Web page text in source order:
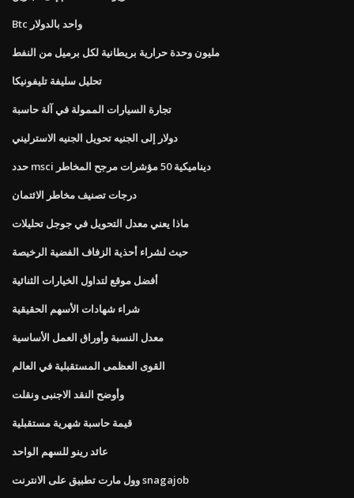
Btc واحد بالدولار
مليون وحدة حرارية بريطانية لكل برميل من النفط
تحليل سليفة تليفونيكا
تجارة السيارات الممولة في آلة حاسبة
دولار إلى الجنيه تحويل الجنيه الاسترليني
حدد msci ديناميكية 50 مؤشرات مرجح المخاطر
درجات تصنيف مخاطر الائتمان
ماذا يعني معدل التحويل في جوجل تحليلات
حيث لشراء أحذية الزفاف الفضية الرخيصة
أفضل موقع لتداول الخيارات الثنائية
شراء شهادات الأسهم الحقيقية
معدل النسبة وأوراق العمل الأساسية
القوى العظمى المستقبلية في العالم
وأوضح النقد الاجنبى ونقلت
قيمة حاسبة شهرية مستقبلية
عائد رينو للسهم الواحد
وول مارت تطبيق على الانترنت snagajob